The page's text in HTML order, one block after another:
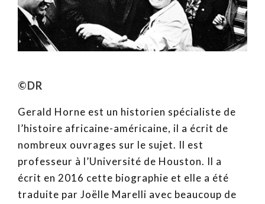
©DR
Gerald Horne est un historien spécialiste de
l’histoire africaine-américaine, il a écrit de
nombreux ouvrages sur le sujet. Il est
professeur à l’Université de Houston. Il a
écrit en 2016 cette biographie et elle a été
traduite par Joëlle Marelli avec beaucoup de